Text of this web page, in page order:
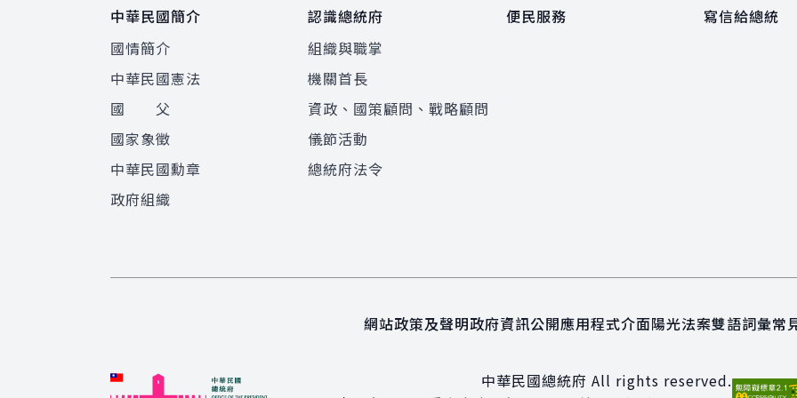
中華民國簡介
國情簡介
中華民國憲法
國 父
國家象徵
中華民國勳章
政府組織
認識總統府
組織與職掌
機關首長
資政、國策顧問、戰略顧問
儀節活動
總統府法令
便民服務 寫信給總統
網站政策及聲明政府資訊公開應用程式介面陽光法案雙語詞彙常
中華民國總統府 All rights reserved.